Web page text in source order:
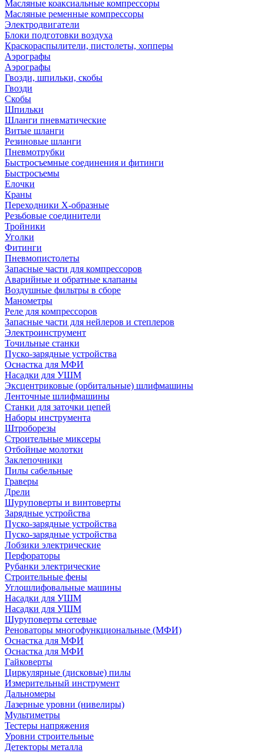
Масляные коаксиальные компрессоры
Масляные ременные компрессоры
Электродвигатели
Блоки подготовки воздуха
Краскораспылители, пистолеты, хопперы
Аэрографы
Аэрографы
Гвозди, шпильки, скобы
Гвозди
Скобы
Шпильки
Шланги пневматические
Витые шланги
Резиновые шланги
Пневмотрубки
Быстросъемные соединения и фитинги
Быстросъемы
Елочки
Краны
Переходники Х-образные
Резьбовые соединители
Тройники
Уголки
Фитинги
Пневмопистолеты
Запасные части для компрессоров
Аварийные и обратные клапаны
Воздушные фильтры в сборе
Манометры
Реле для компрессоров
Запасные части для нейлеров и степлеров
Электроинструмент
Точильные станки
Пуско-зарядные устройства
Оснастка для МФИ
Насадки для УШМ
Эксцентриковые (орбитальные) шлифмашины
Ленточные шлифмашины
Станки для заточки цепей
Наборы инструмента
Штроборезы
Строительные миксеры
Отбойные молотки
Заклепочники
Пилы сабельные
Граверы
Дрели
Шуруповерты и винтоверты
Зарядные устройства
Пуско-зарядные устройства
Пуско-зарядные устройства
Лобзики электрические
Перфораторы
Рубанки электрические
Строительные фены
Углошлифовальные машины
Насадки для УШМ
Насадки для УШМ
Шуруповерты сетевые
Реноваторы многофункциональные (МФИ)
Оснастка для МФИ
Оснастка для МФИ
Гайковерты
Циркулярные (дисковые) пилы
Измерительный инструмент
Дальномеры
Лазерные уровни (нивелиры)
Мультиметры
Тестеры напряжения
Уровни строительные
Детекторы металла